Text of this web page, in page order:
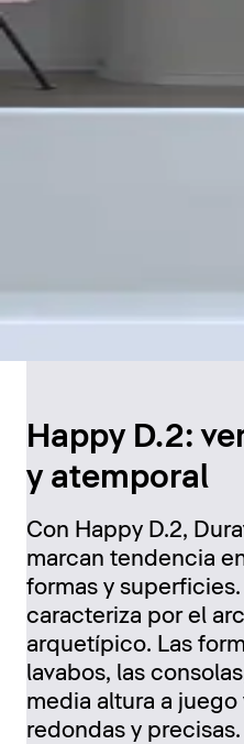
Happy D.2:
y atemporal
Con Happy D.2,
marcan tendencia
formas y superficies.
caracteriza por el
arquetípico. Las
lavabos, las
media altura a juego
redondas y